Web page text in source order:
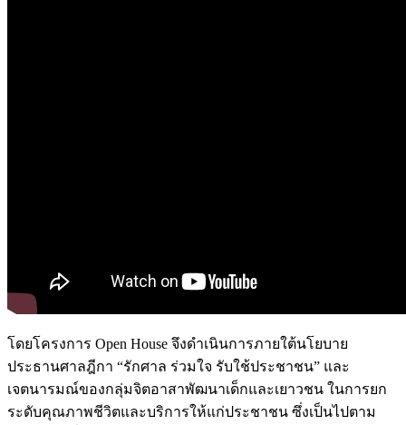
โดยโครงการ Open House จึงดำเนินการภายใต้นโยบาย
ประธานศาลฎีกา “รักศาล ร่วมใจ รับใช้ประชาชน” และ
เจตนารมณ์ของกลุ่มจิตอาสาพัฒนาเด็กและเยาวชน ในการยก
ระดับคุณภาพชีวิตและบริการให้แก่ประชาชน ซึ่งเป็นไปตาม